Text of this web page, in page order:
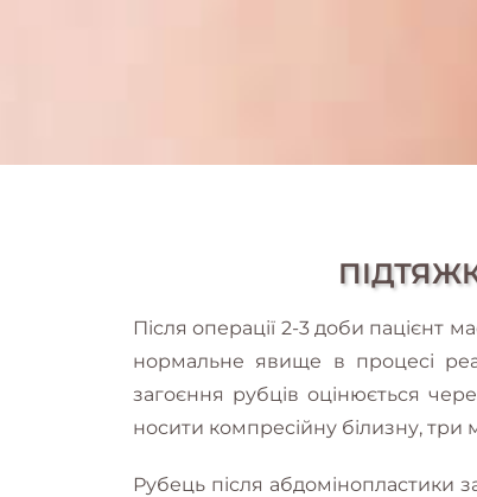
Після операції 2-3 доби пацієнт
нормальне явище в процесі
загоєння рубців оцінюється
носити компресійну білизну, три
Рубець після абдомінопластики